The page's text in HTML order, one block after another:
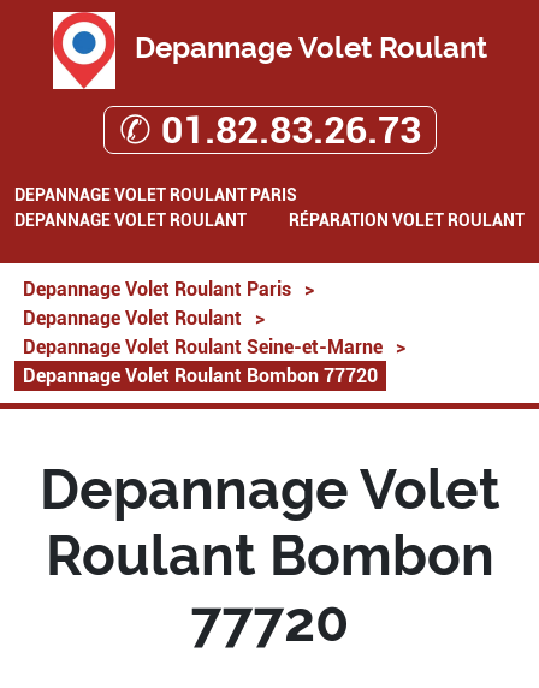
Depannage Volet Roulant
✆ 01.82.83.26.73
DEPANNAGE VOLET ROULANT PARIS
DEPANNAGE VOLET ROULANT
RÉPARATION VOLET ROULANT
Depannage Volet Roulant Paris
>
Depannage Volet Roulant
>
Depannage Volet Roulant Seine-et-Marne
>
Depannage Volet Roulant Bombon 77720
Depannage Volet
Roulant Bombon
77720